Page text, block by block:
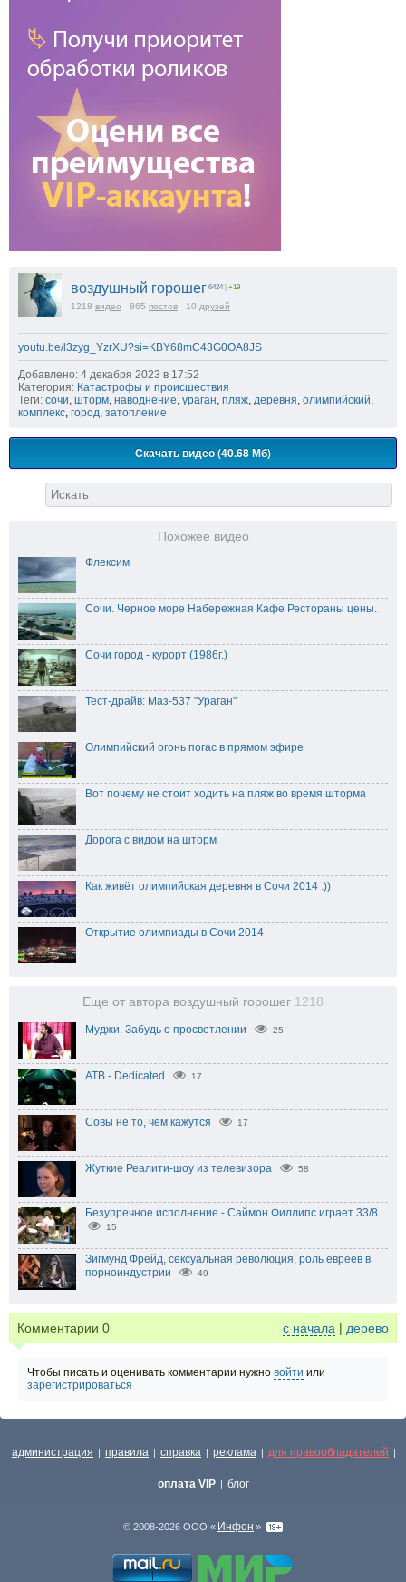
воздушный горошег 6424 +19
1218 видео 865 постов 10 друзей
youtu.be/l3zyg_YzrXU?si=KBY68mC43G0OA8JS
Добавлено: 4 декабря 2023 в 17:52
Категория: Катастрофы и происшествия
Теги: сочи, шторм, наводнение, ураган, пляж, деревня, олимпийский,
комплекс, город, затопление
Скачать видео (40.68 Мб)
Похожее видео
Флексим
Сочи. Черное море Набережная Кафе Рестораны цены.
Сочи город - курорт (1986г.)
Тест-драйв: Маз-537 "Ураган"
Олимпийский огонь погас в прямом эфире
Вот почему не стоит ходить на пляж во время шторма
Дорога с видом на шторм
Как живёт олимпийская деревня в Сочи 2014 :))
Открытие олимпиады в Сочи 2014
Еще от автора воздушный горошег 1218
Муджи. Забудь о просветлении 25
ATB - Dedicated 17
Совы не то, чем кажутся 17
Жуткие Реалити-шоу из телевизора 58
Безупречное исполнение - Саймон Филлипс играет 33/8
15
Зигмунд Фрейд, сексуальная революция, роль евреев в
порноиндустрии
49
Комментарии 0 с начала | дерево
Чтобы писать и оценивать комментарии нужно войти или
зарегистрироваться
администрация | правила | справка | реклама | для правообладателей |
оплата VIP | блог
© 2008-2026 ООО « Инфон »